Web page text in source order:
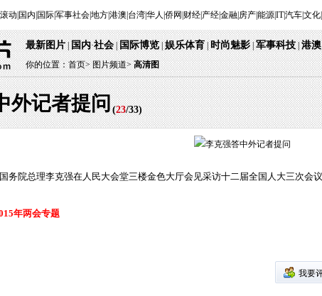
滚动 国内 国际|军事社会|地方|港澳 台湾|华人 侨网 财经| 产经|金融| 房产|能源|IT|汽车|文化|
最新图片|国内·社会|国际博览|娱乐体育|时尚魅影|军事科技|港
你的位置：首页>图片频道> 高清图
外记者提问(23/33)
务院总理李克强在人民大会堂三楼金色大厅会见采访十二届全国人大三次会
年两会专题
我要